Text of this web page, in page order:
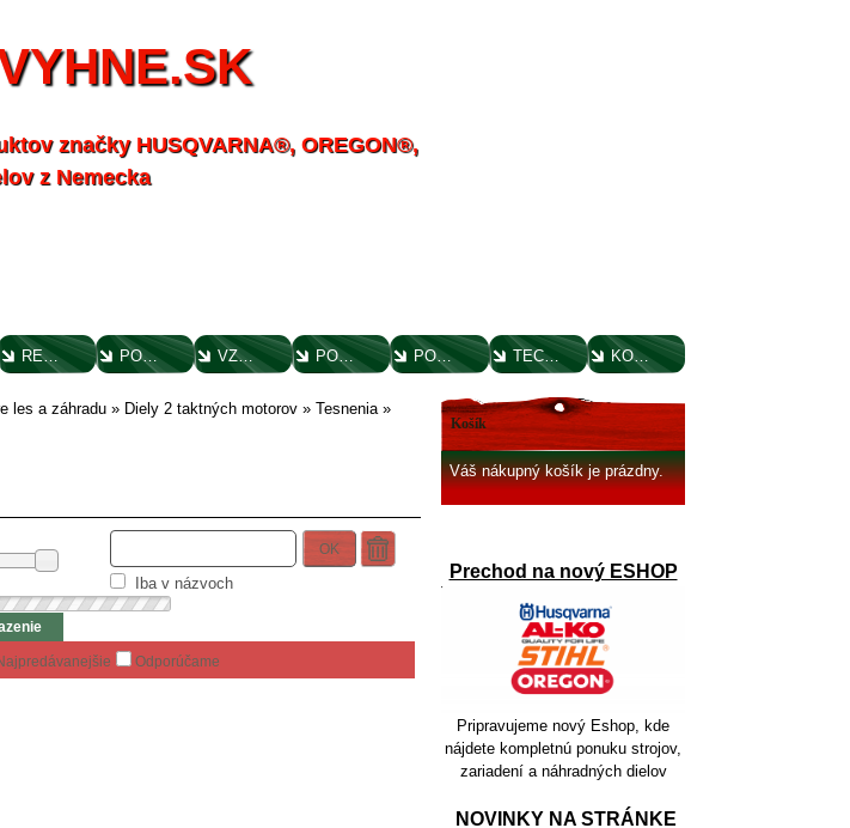
značky HUSQVARNA®, OREGON®,
z Nemecka
REKLAMAČNÝ PORIADOK POTVRDENIE O VYTKNUTÍ VADY VZOROVÝ FORMULÁR ODSTÚPENIA OD ZMLUVY POUČENIE O UPLATNENÍ PRÁVA SPOTREBITEĽA PORADENSTVO TECHNICKÉ VÝKRESY KONTAKT
les a záhradu » Diely 2 taktných motorov » Tesnenia»
OK
Iba v názvoch
Odporúčame
Košík
Váš nákupný košík je prázdny.
Prechod na nový ESHOP
Pripravujeme nový Eshop, kde
nájdete kompletnú ponuku strojov,
zariadení a náhradných dielov
NOVINKY NA STRÁNKE